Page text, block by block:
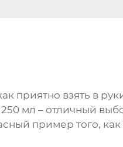
приятно взять в
мл – отличный
пример того, как